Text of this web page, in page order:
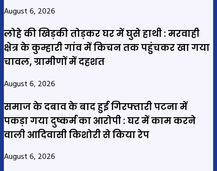
August 6, 2026
लोहे की खिड़की तोड़कर घर में घुसे हाथी : मरवाही
क्षेत्र के कुम्हारी गांव में किचन तक पहुंचकर खा गया
चावल, ग्रामीणों में दहशत
August 6, 2026
समाज के दबाव के बाद हुई गिरफ्तारी पटना में
पकड़ा गया दुष्कर्म का आरोपी : घर में काम करने
वाली आदिवासी किशोरी से किया रेप
August 6, 2026